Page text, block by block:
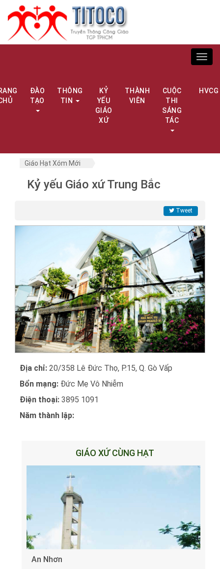
ĐÀO
TẠO
THÔNG
TIN
KỶ
YẾU
GIÁO
XỨ
THÀNH
VIÊN
CUỘC
THI
SÁNG
TÁC
HVCG
Giáo Hạt Xóm Mới
Kỷ yếu Giáo xứ Trung Bắc
Tweet
Địa chỉ: 20/358 Lê Đức Thọ, P.15, Q. Gò Vấp
Bổn mạng: Đức Mẹ Vô Nhiễm
Điện thoại: 3895 1091
Năm thành lập:
GIÁO XỨ CÙNG HẠT
An Nhơn